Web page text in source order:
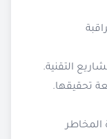
التقنية.
المخاطر